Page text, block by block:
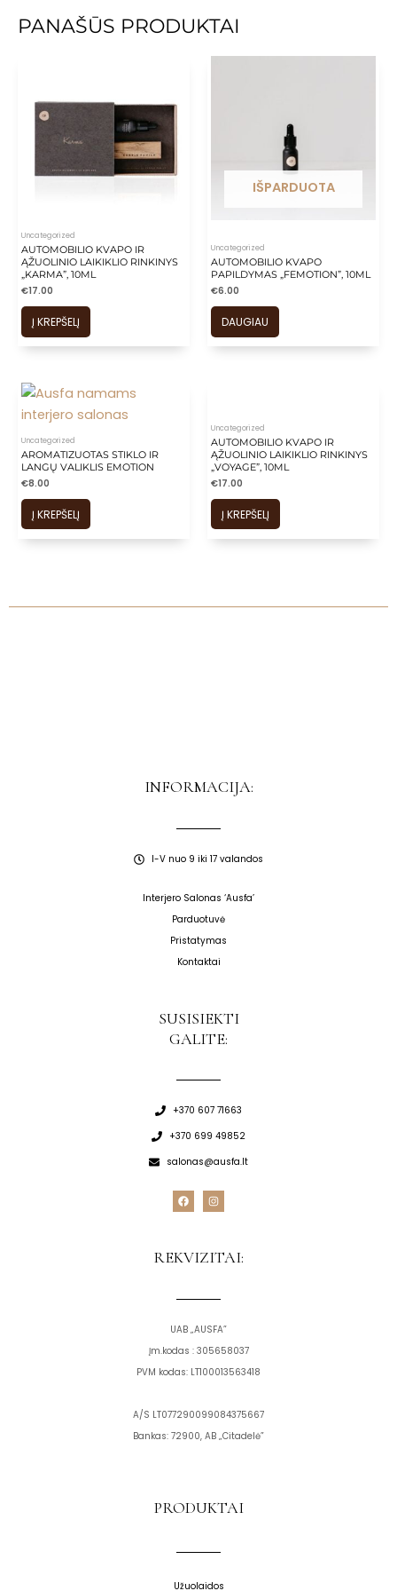
PANAŠŪS PRODUKTAI
Uncategorized
AUTOMOBILIO KVAPO IR
ĄŽUOLINIO LAIKIKLIO RINKINYS
„KARMA”, 10ML
€17.00
Į KREPŠELĮ
IŠPARDUOTA
Uncategorized
AUTOMOBILIO KVAPO
PAPILDYMAS „FEMOTION”, 10ML
€6.00
DAUGIAU
Uncategorized
AROMATIZUOTAS STIKLO IR
LANGŲ VALIKLIS EMOTION
€8.00
Į KREPŠELĮ
Uncategorized
AUTOMOBILIO KVAPO IR
ĄŽUOLINIO LAIKIKLIO RINKINYS
„VOYAGE”, 10ML
€17.00
Į KREPŠELĮ
INFORMACIJA:
I-V nuo 9 iki 17 valandos
Interjero Salonas ‘Ausfa’
Parduotuvė
Pristatymas
Kontaktai
SUSISIEKTI
GALITE:
+370 607 71663
+370 699 49852
salonas@ausfa.lt
F
a
c
o
I
n
s
r
REKVIZITAI:
UAB „AUSFA”
Įm.kodas : 305658037
PVM kodas: LT100013563418
A/S LT077290099084375667
Bankas: 72900, AB „Citadelė”
PRODUKTAI
Užuolaidos